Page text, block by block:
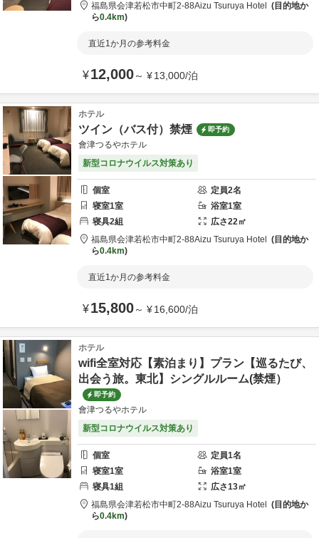
福島県会津若松市中町2-88Aizu Tsuruya Hotel
目的地か
ら0.4km
直近1か月の参考料金
¥12,000～ ¥13,000/泊
ホテル
ツイン（バス付）禁煙 即予約
會津つるやホテル
新型コロナウイルス対策あり
個室 定員2名
寝室1室 浴室1室
寝具2組 広さ22㎡
福島県会津若松市中町2-88Aizu Tsuruya Hotel
目的地か
ら0.4km
直近1か月の参考料金
¥15,800～ ¥16,600/泊
ホテル
wifi全室対応【素泊まり】プラン【巡るたび、
出会う旅。東北】シングルルーム(禁煙）
即予約
會津つるやホテル
新型コロナウイルス対策あり
個室 定員1名
寝室1室 浴室1室
寝具1組 広さ13㎡
福島県会津若松市中町2-88Aizu Tsuruya Hotel
目的地か
ら0.4km